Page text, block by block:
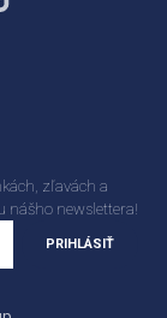
zľavách a
nášho newslettera!
PRIHLÁSIŤ